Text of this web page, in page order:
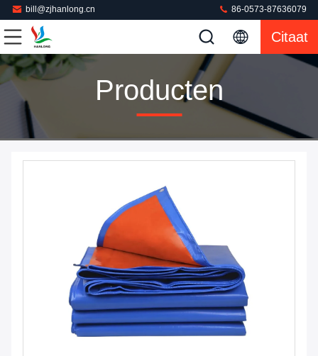
bill@zjhanlong.cn 86-0573-87636079
Citaat
Producten